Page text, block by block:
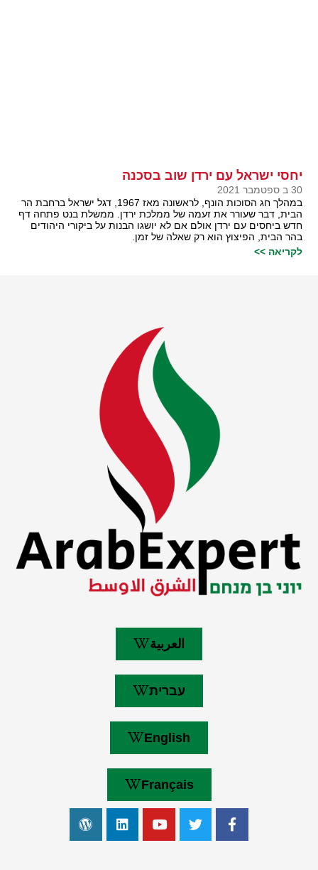
יחסי ישראל עם ירדן שוב בסכנה
30 ב ספטמבר 2021
במהלך חג הסוכות הונף, לראשונה מאז 1967, דגל ישראל ברחבת הר
הבית, דבר שעורר את זעמה של ממלכת ירדן. ממשלת בנט פתחה דף
חדש ביחסים עם ירדן אולם אם לא יושגו הבנות על ביקורי היהודים
בהר הבית, הפיצוץ הוא רק שאלה של זמן.
לקריאה >>
العربية
עברית
English
Français